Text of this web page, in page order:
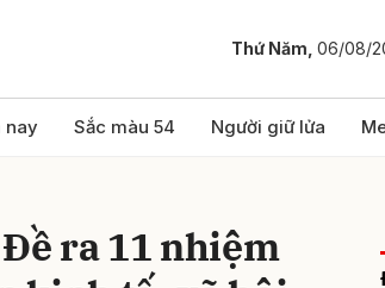
Thứ Năm, 06/08/
nay Sắc màu 54 Người giữ lửa
ra 11 nhiệm